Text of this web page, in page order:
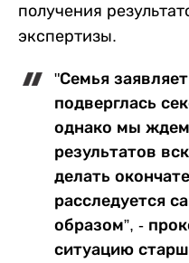
получения
экспертизы.
"Семья
подверглась
однако мы
результатов
делать
расследуется
образом”, -
ситуацию